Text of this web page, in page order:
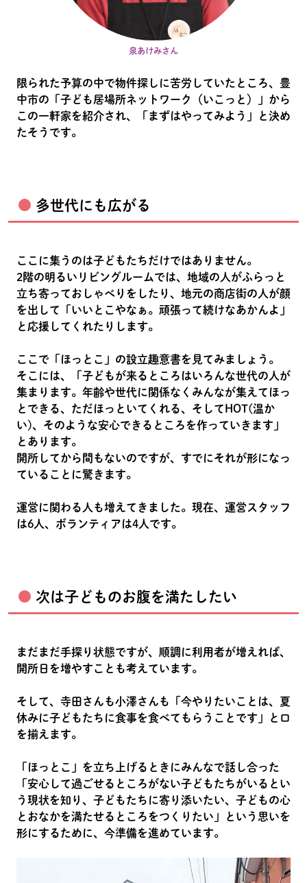
泉あけみさん
限られた予算の中で物件探しに苦労していたところ、豊
中市の「子ども居場所ネットワーク（いこっと）」から
この一軒家を紹介され、「まずはやってみよう」と決め
たそうです。
多世代にも広がる
ここに集うのは子どもたちだけではありません。
2階の明るいリビングルームでは、地域の人がふらっと
立ち寄っておしゃべりをしたり、地元の商店街の人が顔
を出して「いいとこやなぁ。頑張って続けなあかんよ」
と応援してくれたりします。
ここで「ほっとこ」の設立趣意書を見てみましょう。
そこには、「子どもが来るところはいろんな世代の人が
集まります。年齢や世代に関係なくみんなが集えてほっ
とできる、ただほっといてくれる、そしてHOT(温か
い)、そのような安心できるところを作っていきます」
とあります。
開所してから間もないのですが、すでにそれが形になっ
ていることに驚きます。
運営に関わる人も増えてきました。現在、運営スタッフ
は6人、ボランティアは4人です。
次は子どものお腹を満たしたい
まだまだ手探り状態ですが、順調に利用者が増えれば、
開所日を増やすことも考えています。
そして、寺田さんも小澤さんも「今やりたいことは、夏
休みに子どもたちに食事を食べてもらうことです」と口
を揃えます。
「ほっとこ」を立ち上げるときにみんなで話し合った
「安心して過ごせるところがない子どもたちがいるとい
う現状を知り、子どもたちに寄り添いたい、子どもの心
とおなかを満たせるところをつくりたい」という思いを
形にするために、今準備を進めています。